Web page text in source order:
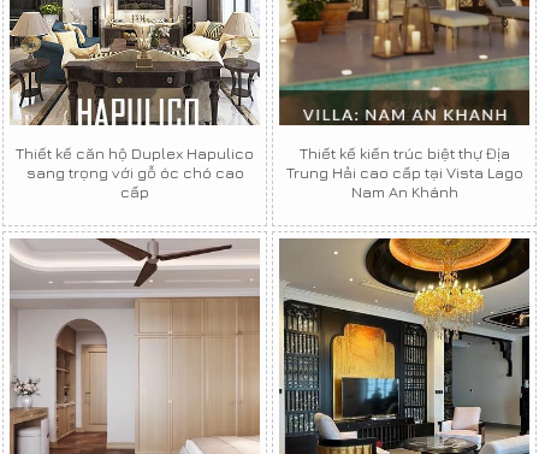
Thiết kế căn hộ Duplex Hapulico
sang trọng với gỗ óc chó cao
cấp
Thiết kế kiến trúc biệt thự Địa
Trung Hải cao cấp tại Vista Lago
Nam An Khánh